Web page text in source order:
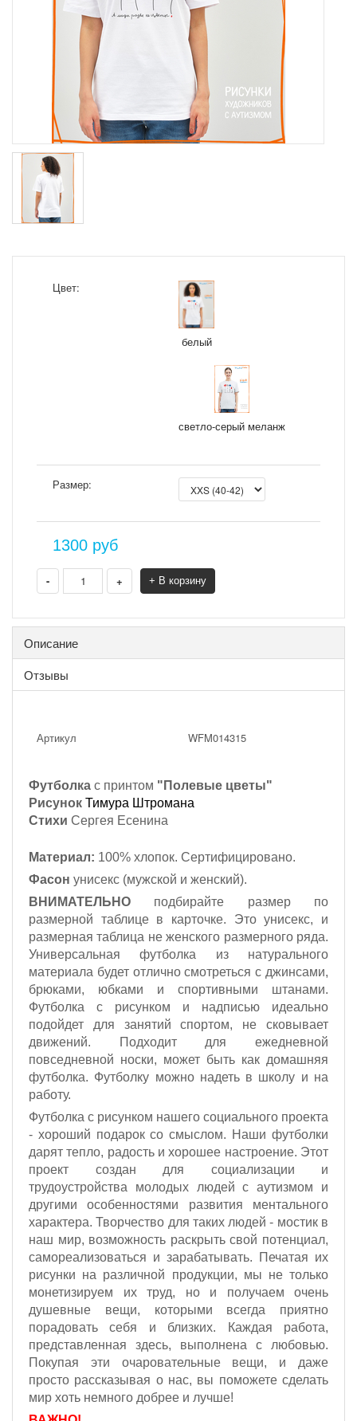
Цвет:
белый
светло-серый меланж
Размер:
1300 руб
- + + В корзину
Описание
Отзывы
Артикул WFM014315
Футболка с принтом "Полевые цветы"
Рисунок Тимура Штромана
Стихи Сергея Есенина
Материал: 100% хлопок. Сертифицировано.
Фасон унисекс (мужской и женский).
ВНИМАТЕЛЬНО подбирайте размер по
размерной таблице в карточке. Это унисекс, и
размерная таблица не женского размерного ряда.
Универсальная футболка из натурального
материала будет отлично смотреться с джинсами,
брюками, юбками и спортивными штанами.
Футболка с рисунком и надписью идеально
подойдет для занятий спортом, не сковывает
движений. Подходит для ежедневной
повседневной носки, может быть как домашняя
футболка. Футболку можно надеть в школу и на
работу.
Футболка с рисунком нашего социального проекта
- хороший подарок со смыслом. Наши футболки
дарят тепло, радость и хорошее настроение. Этот
проект создан для социализации и
трудоустройства молодых людей с аутизмом и
другими особенностями развития ментального
характера. Творчество для таких людей - мостик в
наш мир, возможность раскрыть свой потенциал,
самореализоваться и зарабатывать. Печатая их
рисунки на различной продукции, мы не только
монетизируем их труд, но и получаем очень
душевные вещи, которыми всегда приятно
порадовать себя и близких. Каждая работа,
представленная здесь, выполнена с любовью.
Покупая эти очаровательные вещи, и даже
просто рассказывая о нас, вы поможете сделать
мир хоть немного добрее и лучше!